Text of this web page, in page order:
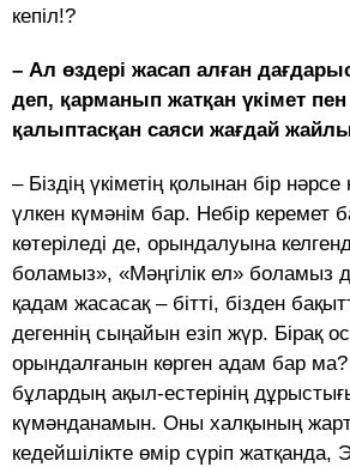
кепіл!?
– Ал өздері жасап алған
деп, қарманып жатқан үкімет пен
қалыптасқан саяси жағдай
– Біздің үкіметің қолынан бір нәрсе
үлкен күмәнім бар. Небір керемет
көтеріледі де, орындалуына
боламыз», «Мәңгілік ел» боламыз
қадам жасасақ – бітті, бізден
дегеннің сыңайын езіп жүр. Бірақ
орындалғанын көрген адам бар
бұлардың ақыл-естерінің
күмәнданамын. Оны халқының
кедейшілікте өмір сүріп жатқанда,